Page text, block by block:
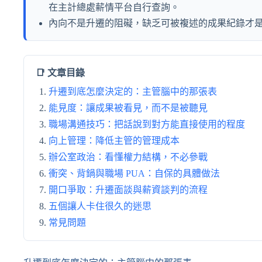
在主計總處薪情平台自行查詢。
內向不是升遷的阻礙，缺乏可被複述的成果紀錄才
📑 文章目錄
升遷到底怎麼決定的：主管腦中的那張表
能見度：讓成果被看見，而不是被聽見
職場溝通技巧：把話說到對方能直接使用的程度
向上管理：降低主管的管理成本
辦公室政治：看懂權力結構，不必參戰
衝突、背鍋與職場 PUA：自保的具體做法
開口爭取：升遷面談與薪資談判的流程
五個讓人卡住很久的迷思
常見問題